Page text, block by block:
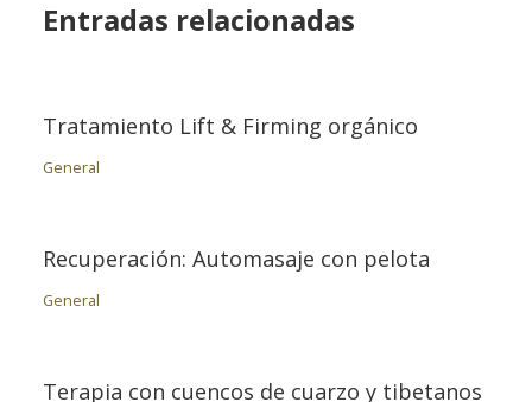
Entradas relacionadas
Tratamiento Lift & Firming orgánico
General
Recuperación: Automasaje con pelota
General
Terapia con cuencos de cuarzo y tibetanos